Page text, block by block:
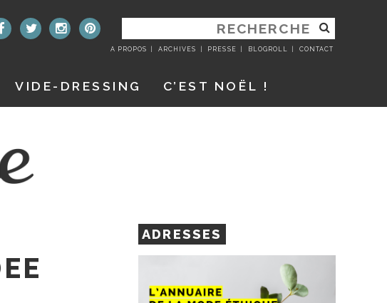
RECHERCHER
:
A PROPOS ARCHIVES PRESSE BLOGROLL CONTACT
VIDE-DRESSING C’EST NOËL !
ADRESSES